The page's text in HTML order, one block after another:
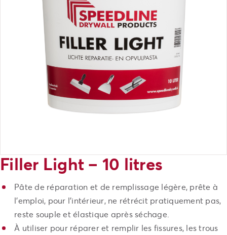
Filler Light – 10 litres
Pâte de réparation et de remplissage légère, prête à
l’emploi, pour l’intérieur, ne rétrécit pratiquement pas,
reste souple et élastique après séchage.
À utiliser pour réparer et remplir les fissures, les trous